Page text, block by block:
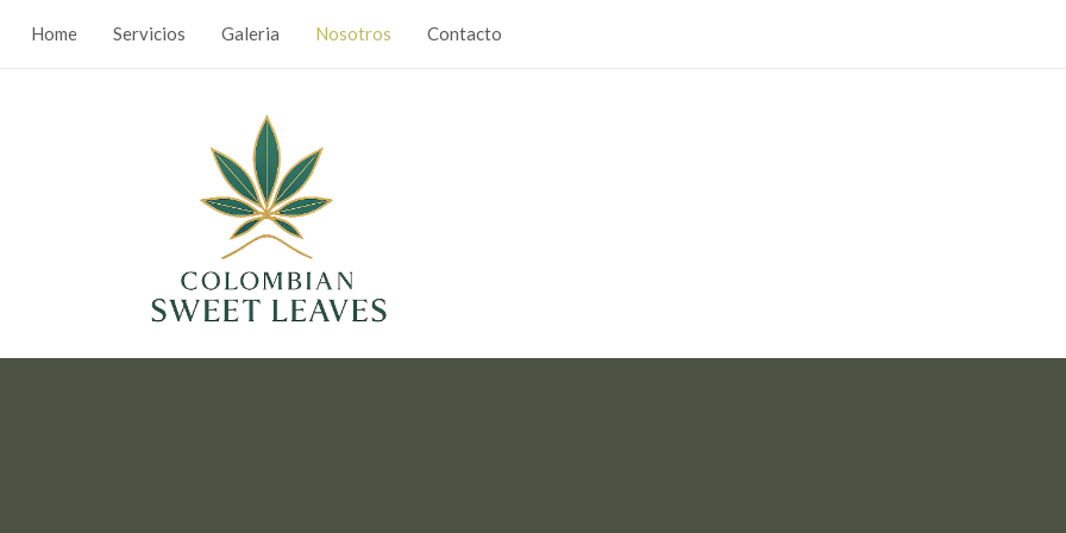
Home Servicios Galeria Nosotros Contacto